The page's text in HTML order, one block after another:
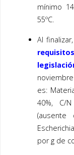
mínimo
55ºC.
Al
es:
40%, C/
por g de